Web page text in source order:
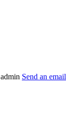
admin Send an email